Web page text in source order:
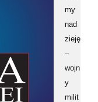
my
nad
zieję
–
wojn
y
milit